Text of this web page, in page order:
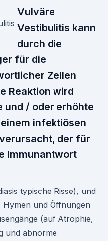
Vulväre
Vestibulitis kann
durch die
für die
Zellen
Reaktion wird
und / oder erhöhte
infektiösen
der für
Immunantwort
typische Risse), und
und Öffnungen
(auf Atrophie,
und abnorme